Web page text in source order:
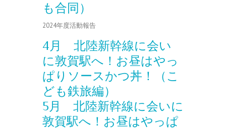
も合同）
2024年度活動報告
4月 北陸新幹線に会い
に敦賀駅へ！お昼はやっ
ぱりソースかつ丼！（こ
ども鉄旅編）
5月 北陸新幹線に会いに
敦賀駅へ！お昼はやっぱ